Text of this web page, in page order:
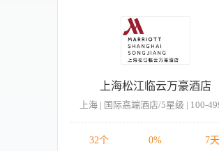
上海松江临云万豪酒店
上海 | 国际高端酒店/5星级 | 100-
32个 0% 7天